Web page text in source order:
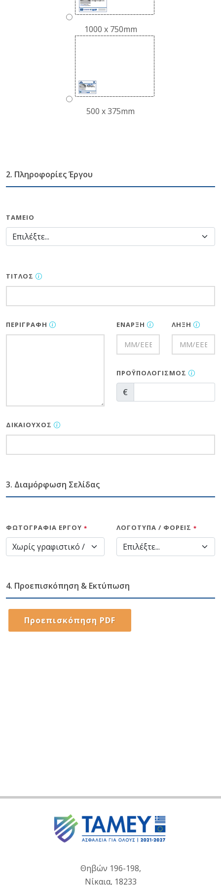
1000 x 750mm
500 x 375mm
2. Πληροφορίες Έργου
ΤΑΜΕΊΟ
ΤΊΤΛΟΣ
ΠΕΡΙΓΡΑΦΉ ΈΝΑΡΞΗ ΛΉΞΗ
ΠΡΟΫΠΟΛΟΓΙΣΜΌΣ
€
ΔΙΚΑΙΟΎΧΟΣ
3. Διαμόρφωση Σελίδας
ΦΩΤΟΓΡΑΦΊΑ ΈΡΓΟΥ * ΛΟΓΌΤΥΠΑ / ΦΟΡΕΊΣ *
4. Προεπισκόπηση & Εκτύπωση
Προεπισκόπηση PDF
Θηβών 196-198,
Νίκαια, 18233